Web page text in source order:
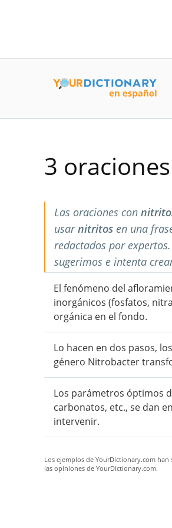
3
Las oraciones con
usarnitritos en una
redactados por
sugerimos e intenta
El fenómeno del
inorgánicos (fosfatos,
orgánica en el fondo.
Lo hacen en dos pasos,
género Nitrobacter
Los parámetros óptimos
carbonatos, etc., se dan
intervenir.
Los ejemplos de YourDictionary.com
las opiniones de YourDictionary.com.